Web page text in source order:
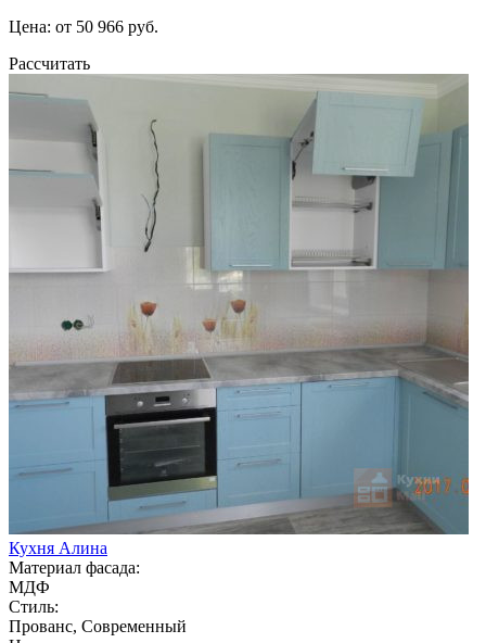
Цена: от 50 966 руб.
Рассчитать
Кухня Алина
Материал фасада:
МДФ
Стиль:
Прованс, Современный